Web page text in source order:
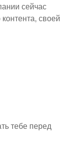
сейчас
своей
тебе перед